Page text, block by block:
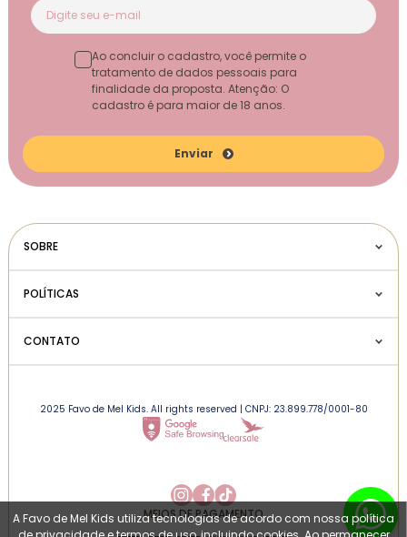
Enviar
Ao concluir o cadastro, você permite o
tratamento de dados pessoais para
finalidade da proposta. Atenção: O
cadastro é para maior de 18 anos.
SOBRE
POLÍTICAS
CONTATO
2025 Favo de Mel Kids. All rights reserved | CNPJ: 23.899.778/0001-80
MEIOS DE PAGAMENTO
A Favo de Mel Kids utiliza tecnologias de acordo com nossa política